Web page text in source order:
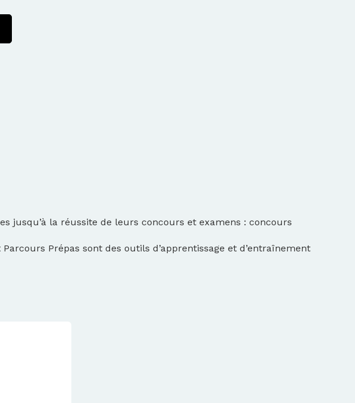
jusqu’à la réussite de leurs concours et examens : concours
Prépas sont des outils d’apprentissage et d’entraînement